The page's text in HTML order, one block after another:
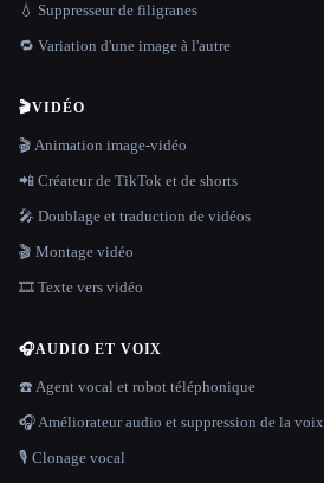
💧 Suppresseur de filigranes
🔁 Variation d'une image à l'autre
🎬VIDÉO
🎬 Animation image-vidéo
📲 Créateur de TikTok et de shorts
🎤 Doublage et traduction de vidéos
🎬 Montage vidéo
🎞️ Texte vers vidéo
🎧AUDIO ET VOIX
☎️ Agent vocal et robot téléphonique
🎧 Améliorateur audio et suppression de la voix
🎙️ Clonage vocal